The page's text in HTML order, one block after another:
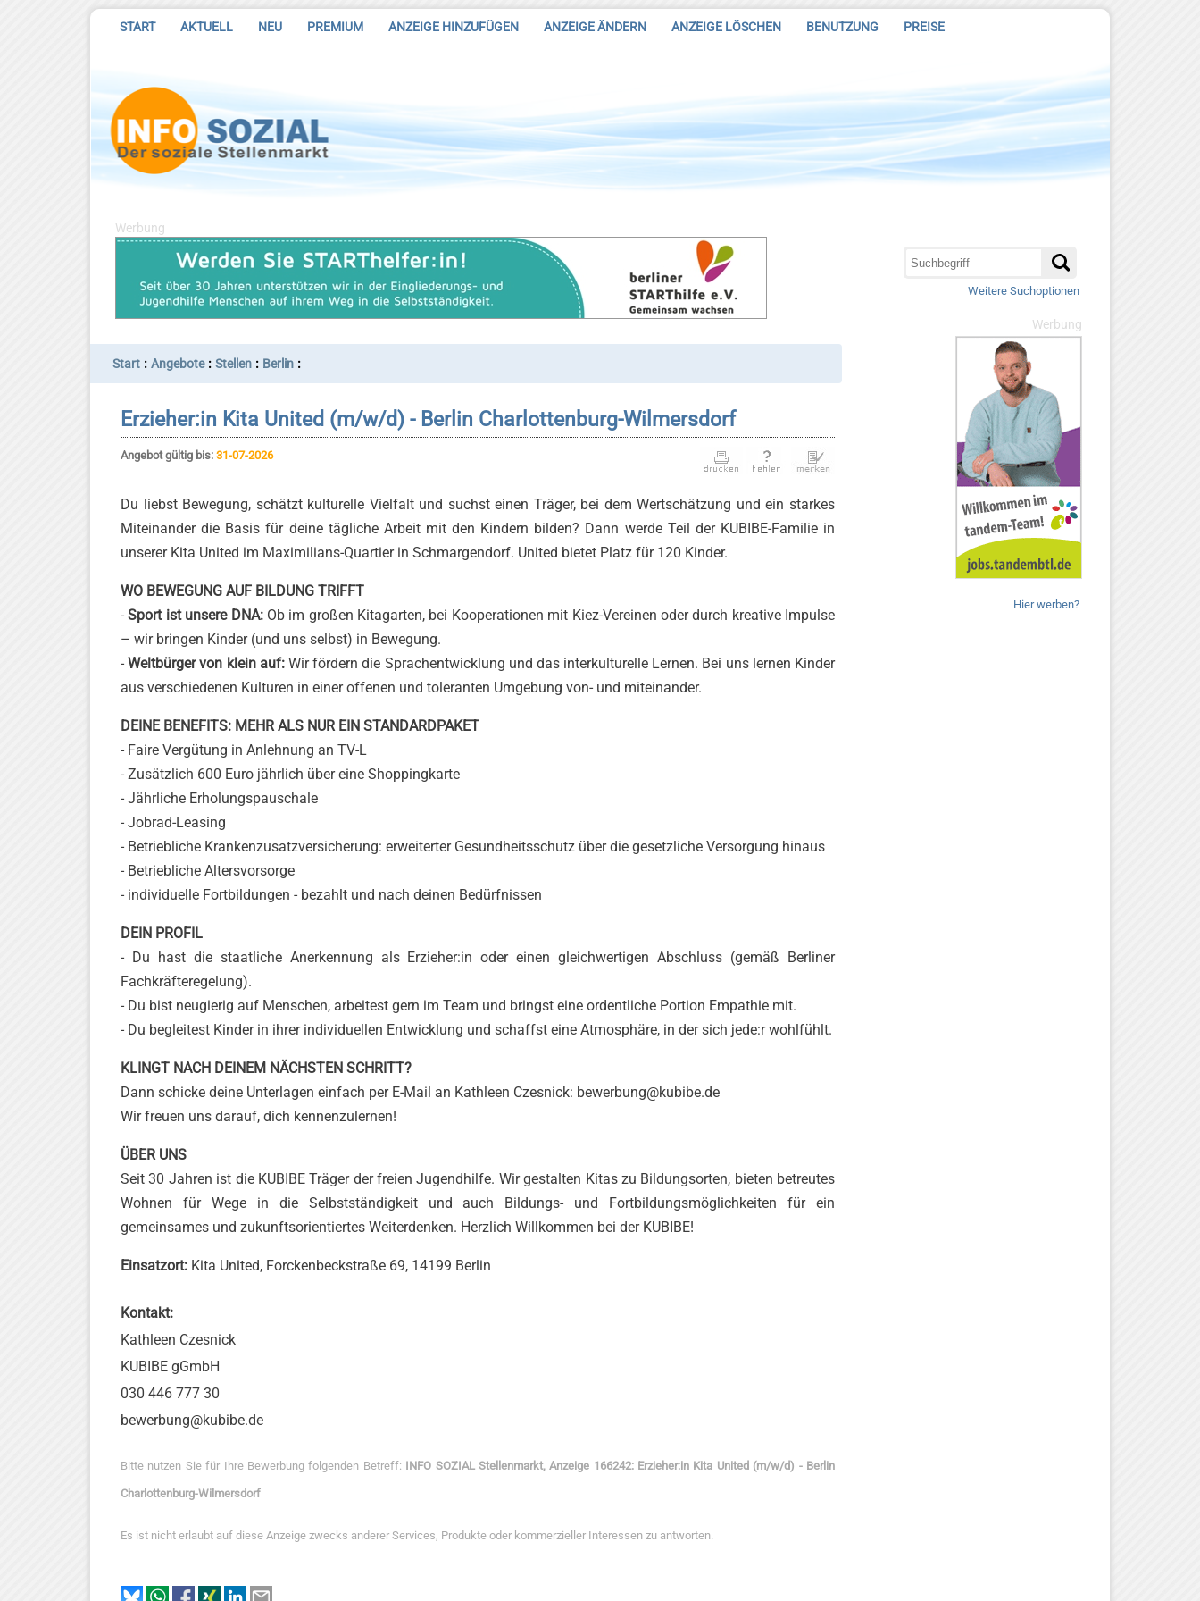
START AKTUELL NEU PREMIUM ANZEIGE HINZUFÜGEN ANZEIGE ÄNDERN ANZEIGE LÖSCHEN BENUTZUNG PREISE
Werbung
Start : Angebote: Stellen : Berlin :
Erzieher:in Kita United (m/w/d) - Berlin Charlottenburg-Wilmersdorf
Angebot gültig bis: 31-07-2026
Du liebst Bewegung, schätzt kulturelle Vielfalt und suchst einen Träger, bei dem Wertschätzung und ein starkes
Miteinander die Basis für deine tägliche Arbeit mit den Kindern bilden? Dann werde Teil der KUBIBE-Familie in
unserer Kita United im Maximilians-Quartier in Schmargendorf. United bietet Platz für 120 Kinder.
WO BEWEGUNG AUF BILDUNG TRIFFT
-Sport ist unsere DNA:Ob im großen Kitagarten, bei Kooperationen mit Kiez-Vereinen oder durch kreative Impulse
– wir bringen Kinder (und uns selbst) in Bewegung.
-Weltbürger von klein auf:Wir fördern die Sprachentwicklung und das interkulturelle Lernen. Bei uns lernen Kinder
aus verschiedenen Kulturen in einer offenen und toleranten Umgebung von- und miteinander.
DEINE BENEFITS: MEHR ALS NUR EIN STANDARDPAKET
- Faire Vergütung in Anlehnung an TV-L
- Zusätzlich 600 Euro jährlich über eine Shoppingkarte
- Jährliche Erholungspauschale
- Jobrad-Leasing
- Betriebliche Krankenzusatzversicherung: erweiterter Gesundheitsschutz über die gesetzliche Versorgung hinaus
- Betriebliche Altersvorsorge
- individuelle Fortbildungen - bezahlt und nach deinen Bedürfnissen
DEIN PROFIL
- Du hast die staatliche Anerkennung als Erzieher:in oder einen gleichwertigen Abschluss (gemäß Berliner
Fachkräfteregelung).
- Du bist neugierig auf Menschen, arbeitest gern im Team und bringst eine ordentliche Portion Empathie mit.
- Du begleitest Kinder in ihrer individuellen Entwicklung und schaffst eine Atmosphäre, in der sich jede:r wohlfühlt.
KLINGT NACH DEINEM NÄCHSTEN SCHRITT?
Dann schicke deine Unterlagen einfach per E-Mail an Kathleen Czesnick: bewerbung@kubibe.de
Wir freuen uns darauf, dich kennenzulernen!
ÜBER UNS
Seit 30 Jahren ist die KUBIBE Träger der freien Jugendhilfe. Wir gestalten Kitas zu Bildungsorten, bieten betreutes
Wohnen für Wege in die Selbstständigkeit und auch Bildungs- und Fortbildungsmöglichkeiten für ein
gemeinsames und zukunftsorientiertes Weiterdenken. Herzlich Willkommen bei der KUBIBE!
Einsatzort: Kita United, Forckenbeckstraße 69, 14199 Berlin
Kontakt:
Kathleen Czesnick
KUBIBE gGmbH
030 446 777 30
bewerbung@kubibe.de
Bitte nutzen Sie für Ihre Bewerbung folgenden Betreff: INFO SOZIAL Stellenmarkt, Anzeige 166242: Erzieher:in Kita United (m/w/d) - Berlin
Charlottenburg-Wilmersdorf
Es ist nicht erlaubt auf diese Anzeige zwecks anderer Services, Produkte oder kommerzieller Interessen zu antworten.
Weitere Suchoptionen
Werbung
Hier werben?